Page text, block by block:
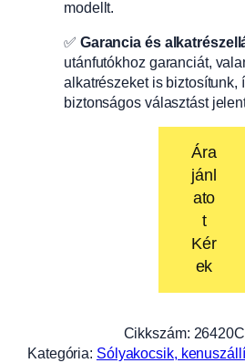
modellt.
✅ Garancia és
utánfutókhoz garanciát,
alkatrészeket is biztosítunk,
biztonságos választást
Ára
jánl
ato
t
Kér
ek
Cikkszám:
Kategória: Sólyakocsik,